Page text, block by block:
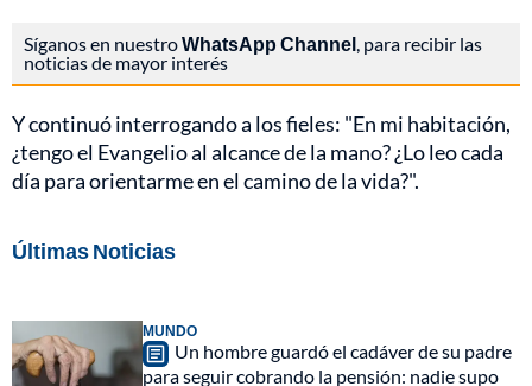
Síganos en nuestroWhatsApp Channel, para recibir las
noticias de mayor interés
Y continuó interrogando a los fieles: "En mi habitación,
¿tengo el Evangelio al alcance de la mano? ¿Lo leo cada
día para orientarme en el camino de la vida?".
Últimas Noticias
MUNDO
Un hombre guardó el cadáver de su padre
para seguir cobrando la pensión: nadie supo